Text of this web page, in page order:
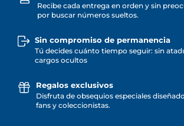
Recibe cada entrega en orden y sin
por buscar números sueltos.
Sin compromiso de permanencia
Tú decides cuánto tiempo seguir: sin
cargos ocultos
Regalos exclusivos
Disfruta de obsequios especiales
fans y coleccionistas.